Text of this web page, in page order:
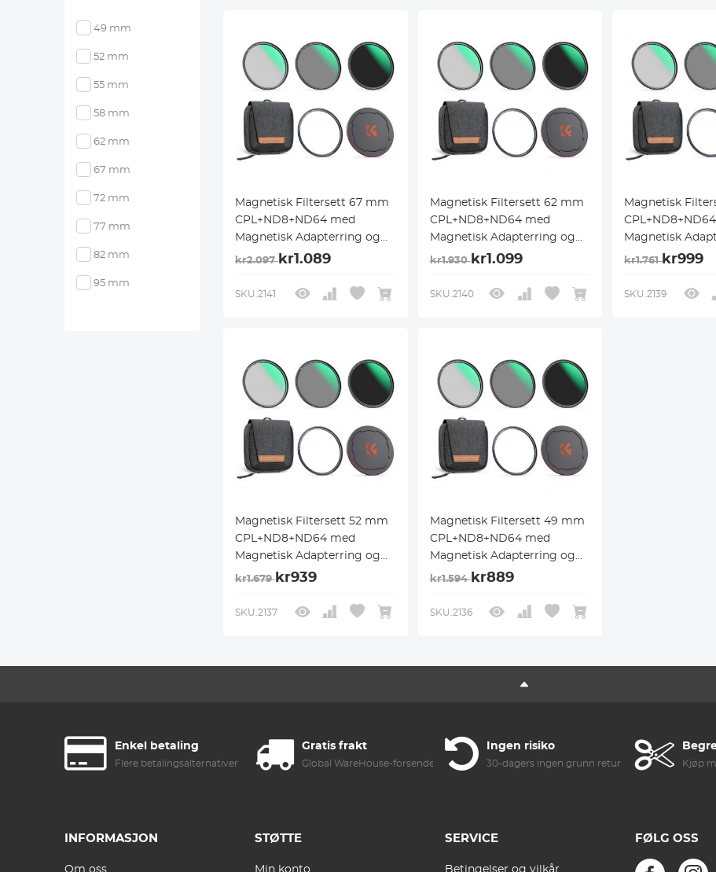
49 mm
52 mm
55 mm
58 mm
62 mm
67 mm
72 mm
77 mm
82 mm
95 mm
Magnetisk Filtersett 67 mm
CPL+ND8+ND64 med
Magnetisk Adapterring og
Objektivdeksel, Filterpose
Hurtigbyttesystem Nano X-
kr2.097kr1.089
SKU.2141
Magnetisk Filtersett 62 mm
CPL+ND8+ND64 med
Magnetisk Adapterring og
Objektivdeksel, Filterpose
Hurtigbyttesystem Nano X-
kr1.930kr1.099
SKU.2140
Magnetisk
Magnetisk
Objektivdeksel,
kr1.761 kr999
SKU.2139
Magnetisk Filtersett 52 mm
CPL+ND8+ND64 med
Magnetisk Adapterring og
Objektivdeksel, Filterpose
Hurtigbyttesystem Nano X-
kr1.679kr939
SKU.2137
Magnetisk Filtersett 49 mm
CPL+ND8+ND64 med
Magnetisk Adapterring og
Objektivdeksel, Filterpose
Hurtigbyttesystem Nano X-
kr1.594kr889
SKU.2136
Enkel betaling
Flere betalingsalternativer
Gratis frakt
Global WareHouse-forsendelse
Ingen risiko
30-dagers ingen grunn retur Kjøp
INFORMASJON
Om oss
STØTTE
Min konto
SERVICE
Betingelser og vilkår
FØLG OSS